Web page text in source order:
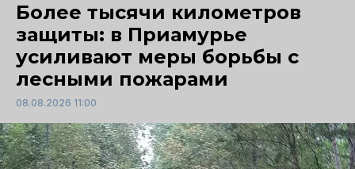
Более тысячи километров
защиты: в Приамурье
усиливают меры борьбы с
лесными пожарами
08.08.2026 11:00